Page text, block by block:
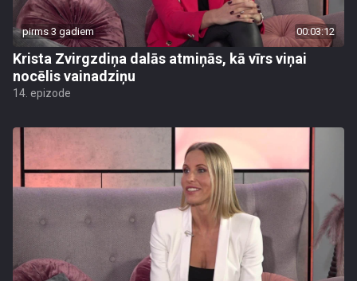
pirms 3 gadiem 00:03:12
Krista Zvirgzdiņa dalās atmiņās, kā vīrs viņai
nocēlis vainadziņu
14. epizode